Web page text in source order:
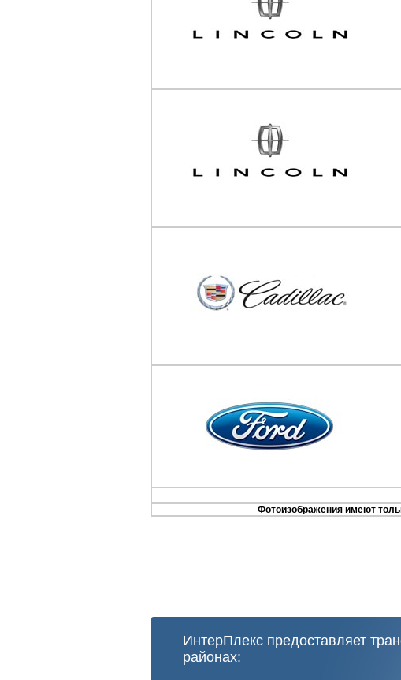
Фотоизображения имеют
ИнтерПлекс предоставляет
районах: